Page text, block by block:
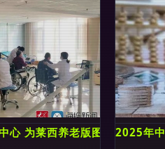
心 为莱西养老版图注入新活力
2025年